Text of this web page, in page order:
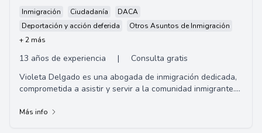
Inmigración Ciudadanía
DACA
Deportación y acción deferida
Otros Asuntos de Inmigración
+ 2 más
13 años de experiencia |
Consulta gratis
Violeta Delgado es una abogada de inmigración dedicada,
comprometida a asistir y servir a la comunidad inmigrante.
Más info